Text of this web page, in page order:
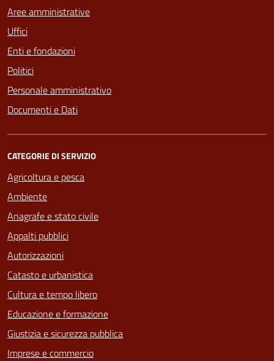
Aree amministrative
Uffici
Enti e fondazioni
Politici
Personale amministrativo
Documenti e Dati
CATEGORIE DI SERVIZIO
Agricoltura e pesca
Ambiente
Anagrafe e stato civile
Appalti pubblici
Autorizzazioni
Catasto e urbanistica
Cultura e tempo libero
Educazione e formazione
Giustizia e sicurezza pubblica
Imprese e commercio